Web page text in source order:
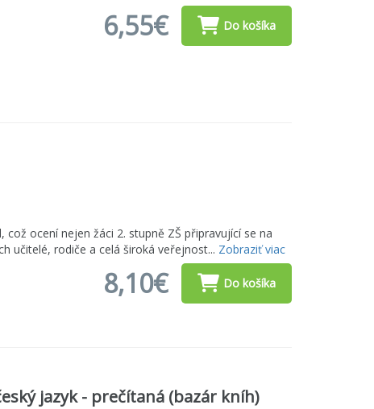
6,55€ Do košíka
ocení nejen žáci 2. stupně ZŠ připravující se na
učitelé, rodiče a celá široká veřejnost... Zobraziť viac
8,10€ Do košíka
jazyk - prečítaná (bazár kníh)